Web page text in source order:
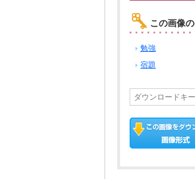
この画像
勉強
宿題